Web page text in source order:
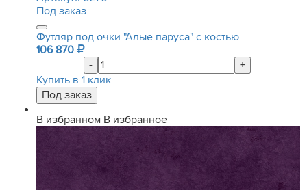
Под заказ
Футляр под очки "Алые паруса" с костью
106 870
-
+
Купить в 1 клик
В избранном В избранное